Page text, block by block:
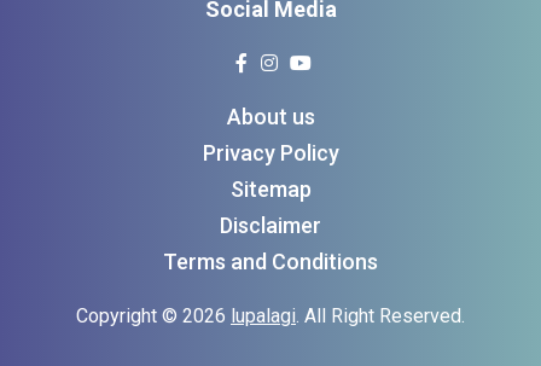
About us
Privacy Policy
Sitemap
Disclaimer
Terms and Conditions
Copyright © 2026 lupalagi. All Right Reserved.
Social Media